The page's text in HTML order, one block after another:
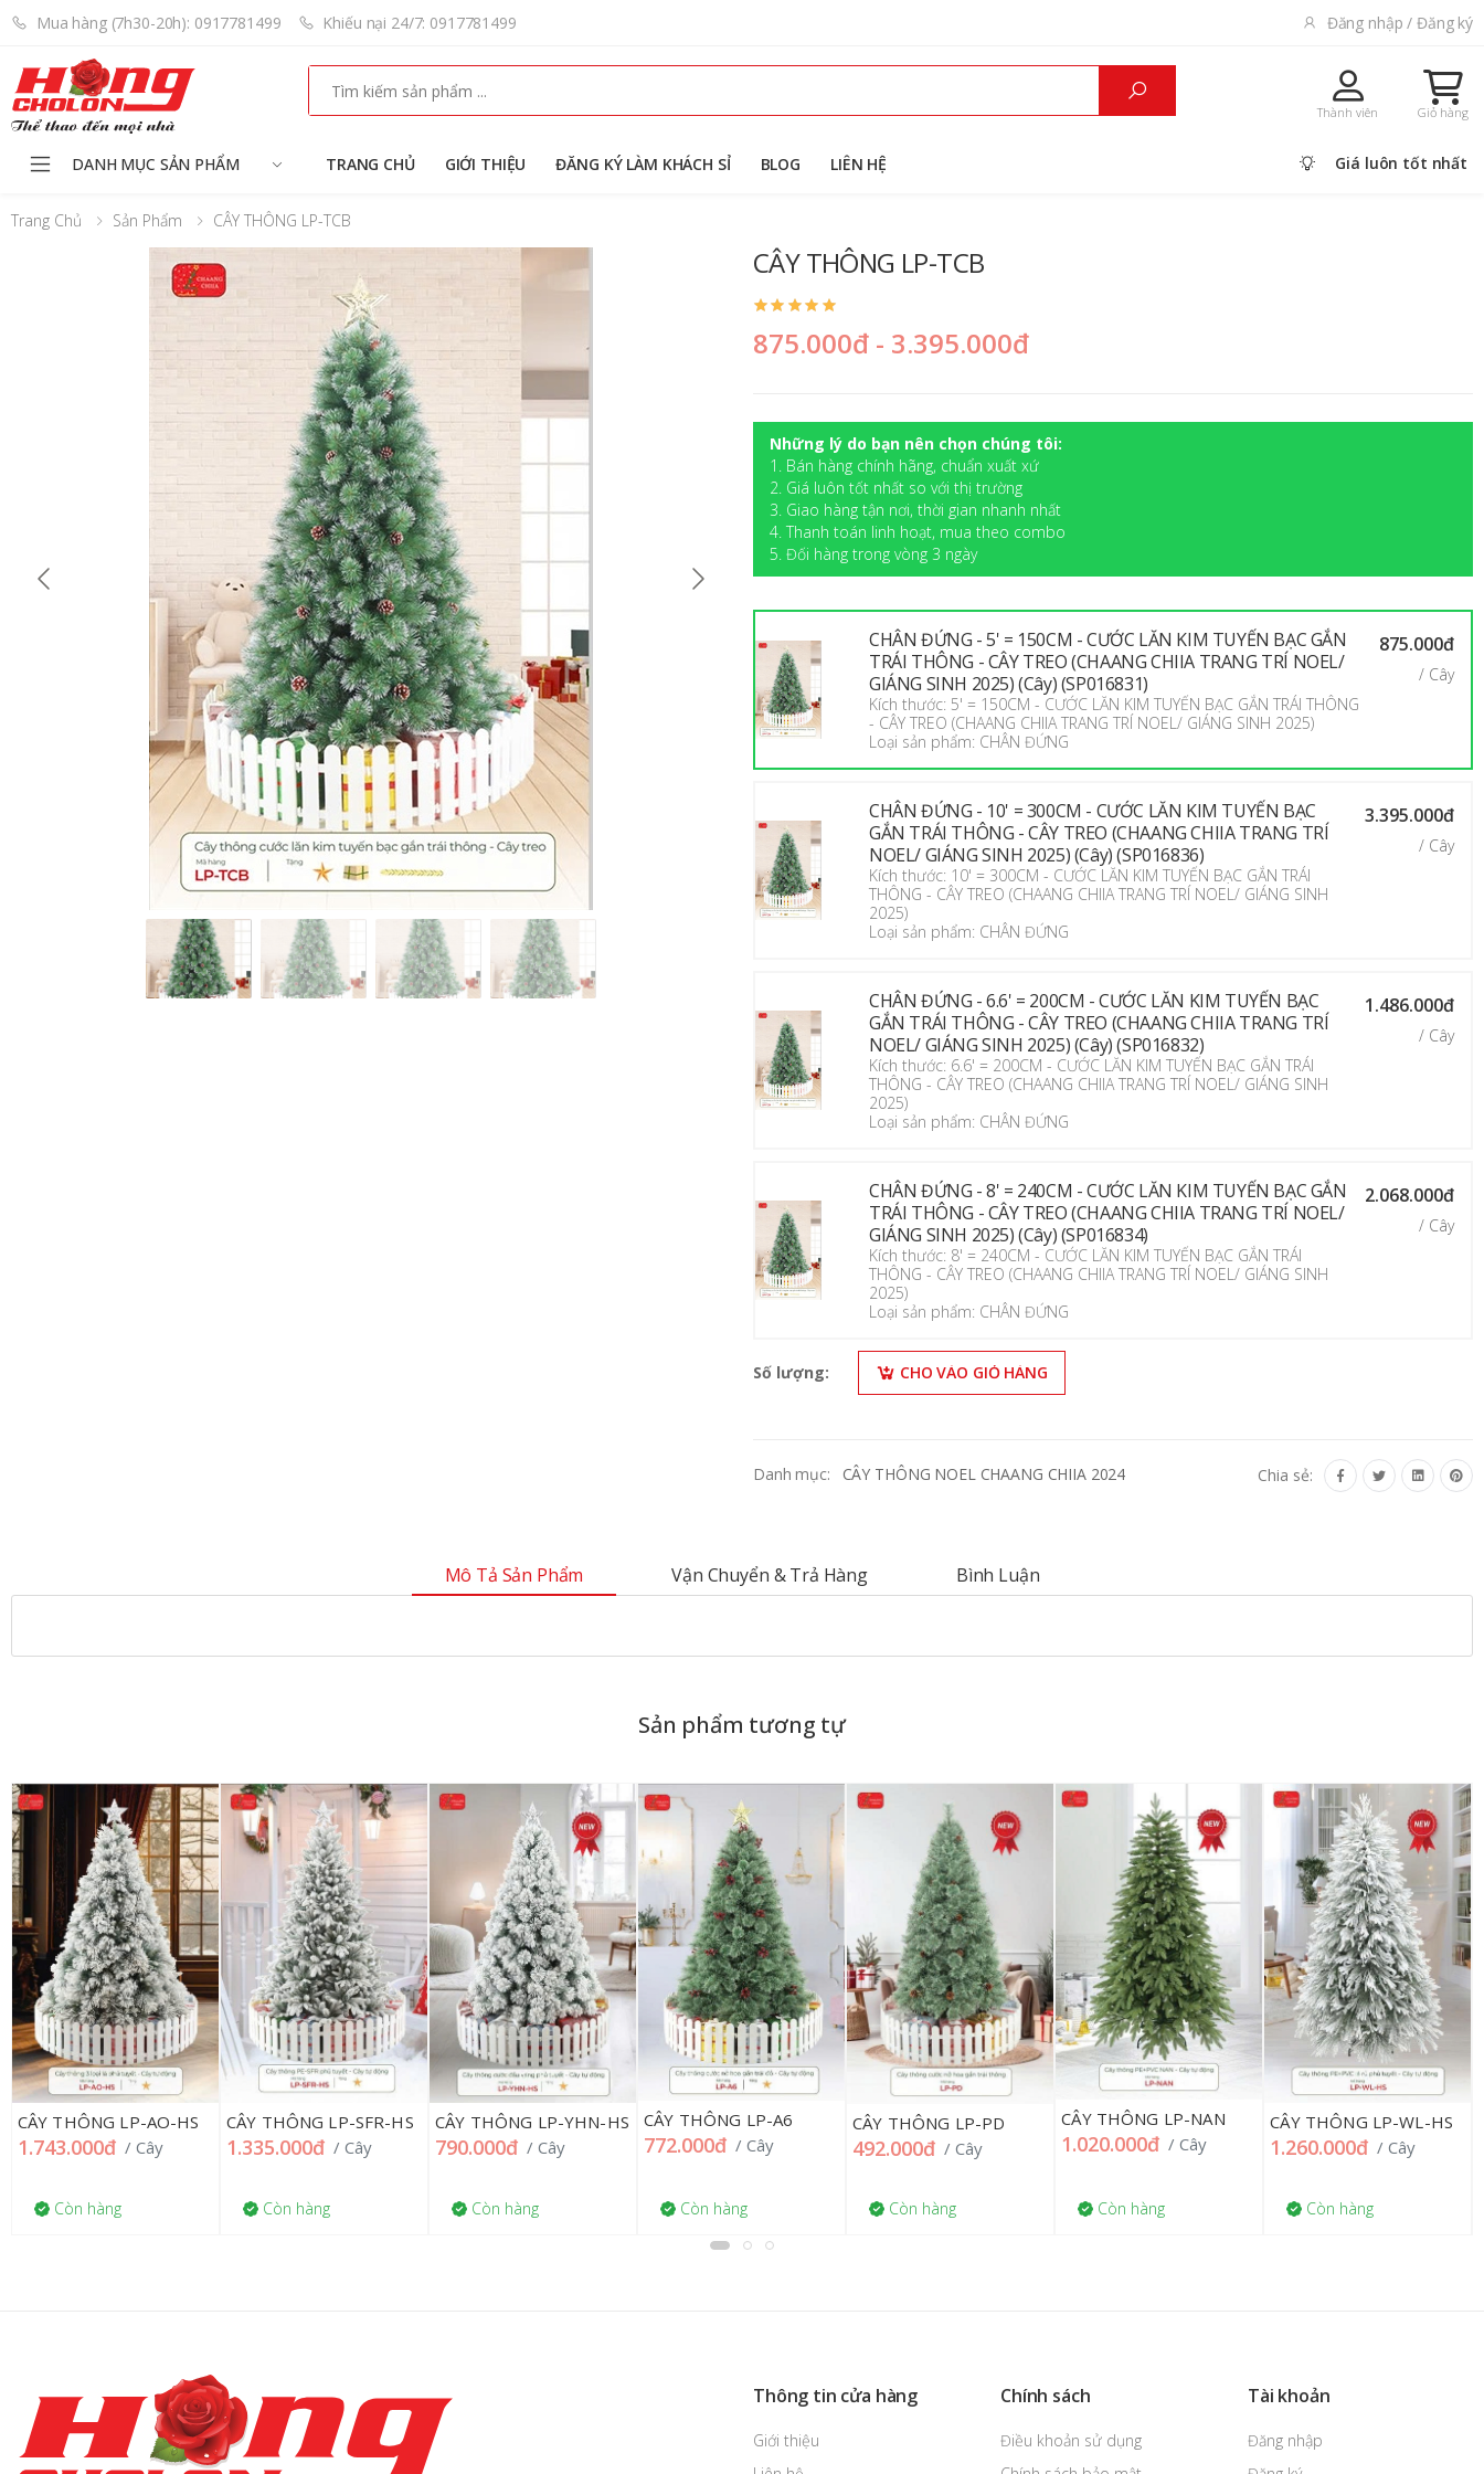
Mua hàng (7h30-20h): 0917781499 Khiếu nại 24/7: 0917781499 Đăng nhập / Đăng ký
Search
Thành viên Giỏ hàng
DANH MỤC SẢN PHẨM TRANG CHỦ GIỚI THIỆU ĐĂNG KÝ LÀM KHÁCH SỈ BLOG LIÊN HỆ Giá luôn tốt nhất
Trang Chủ Sản Phẩm CÂY THÔNG LP-TCB
CÂY THÔNG LP-TCB
875.000đ - 3.395.000đ
Những lý do bạn nên chọn chúng tôi:
1. Bán hàng chính hãng, chuẩn xuất xứ
2. Giá luôn tốt nhất so với thị trường
3. Giao hàng tận nơi, thời gian nhanh nhất
4. Thanh toán linh hoạt, mua theo combo
5. Đối hàng trong vòng 3 ngày
CHÂN ĐỨNG - 5' = 150CM - CƯỚC LĂN KIM TUYẾN BẠC GẮN
TRÁI THÔNG - CÂY TREO (CHAANG CHIIA TRANG TRÍ NOEL/
GIÁNG SINH 2025) (Cây) (SP016831)
Kích thước: 5' = 150CM - CƯỚC LĂN KIM TUYẾN BẠC GẮN TRÁI THÔNG
- CÂY TREO (CHAANG CHIIA TRANG TRÍ NOEL/ GIÁNG SINH 2025)
Loại sản phẩm: CHÂN ĐỨNG
875.000đ
/ Cây
CHÂN ĐỨNG - 10' = 300CM - CƯỚC LĂN KIM TUYẾN BẠC
GẮN TRÁI THÔNG - CÂY TREO (CHAANG CHIIA TRANG TRÍ
NOEL/ GIÁNG SINH 2025) (Cây) (SP016836)
Kích thước: 10' = 300CM - CƯỚC LĂN KIM TUYẾN BẠC GẮN TRÁI
THÔNG - CÂY TREO (CHAANG CHIIA TRANG TRÍ NOEL/ GIÁNG SINH
2025)
Loại sản phẩm: CHÂN ĐỨNG
3.395.000đ
/ Cây
CHÂN ĐỨNG - 6.6' = 200CM - CƯỚC LĂN KIM TUYẾN BẠC
GẮN TRÁI THÔNG - CÂY TREO (CHAANG CHIIA TRANG TRÍ
NOEL/ GIÁNG SINH 2025) (Cây) (SP016832)
Kích thước: 6.6' = 200CM - CƯỚC LĂN KIM TUYẾN BẠC GẮN TRÁI
THÔNG - CÂY TREO (CHAANG CHIIA TRANG TRÍ NOEL/ GIÁNG SINH
2025)
Loại sản phẩm: CHÂN ĐỨNG
1.486.000đ
/ Cây
CHÂN ĐỨNG - 8' = 240CM - CƯỚC LĂN KIM TUYẾN BẠC GẮN
TRÁI THÔNG - CÂY TREO (CHAANG CHIIA TRANG TRÍ NOEL/
GIÁNG SINH 2025) (Cây) (SP016834)
Kích thước: 8' = 240CM - CƯỚC LĂN KIM TUYẾN BẠC GẮN TRÁI
THÔNG - CÂY TREO (CHAANG CHIIA TRANG TRÍ NOEL/ GIÁNG SINH
2025)
Loại sản phẩm: CHÂN ĐỨNG
2.068.000đ
/ Cây
Số lượng: CHO VÀO GIỎ HÀNG
Danh mục: CÂY THÔNG NOEL CHAANG CHIIA 2024 Chia sẻ:
Mô Tả Sản Phẩm Vận Chuyển & Trả Hàng Bình Luận
Sản phẩm tương tự
CÂY THÔNG LP-AO-HS
1.743.000đ / Cây
Còn hàng
CÂY THÔNG LP-SFR-HS
1.335.000đ / Cây
Còn hàng
CÂY THÔNG LP-YHN-HS
790.000đ / Cây
Còn hàng
CÂY THÔNG LP-A6
772.000đ / Cây
Còn hàng
CÂY THÔNG LP-PD
492.000đ / Cây
Còn hàng
CÂY THÔNG LP-NAN
1.020.000đ / Cây
Còn hàng
CÂY THÔNG LP-WL-HS
1.260.000đ / Cây
Còn hàng
Thông tin cửa hàng
Giới thiệu
Chính sách
Điều khoản sử dụng
Tài khoản
Đăng nhập